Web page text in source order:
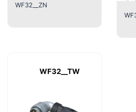
WF32__ZN
WF32__TW